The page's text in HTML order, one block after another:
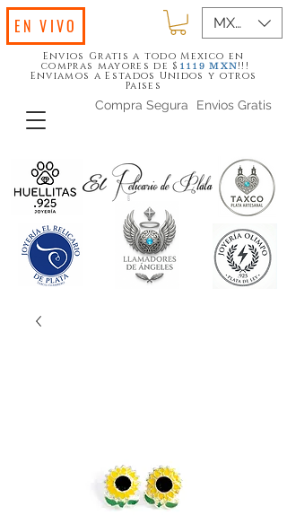
Envios Gratis
Compra Segura
Envios Gratis a todo Mexico en
compras mayores de $ 1119 MXN!!!
Enviamos a Estados Unidos y otros
Paises
MXN ($)
EN VIVO